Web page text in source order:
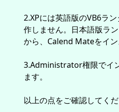
2.XPには英語版のVB6ラ
作しません。日本語版ラ
から、Calend Mateをイン
3.Administrator権限でイ
ます。
以上の点をご確認してく